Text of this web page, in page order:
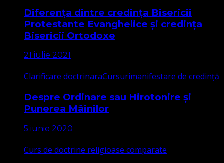
Diferența dintre credința Bisericii
Protestante Evanghelice și credința
Bisericii Ortodoxe
21 iulie 2021
Clarificare doctrinaraCursurimanifestare de credință
Despre Ordinare sau Hirotonire și
Punerea Mâinilor
5 iunie 2020
Curs de doctrine religioase comparate